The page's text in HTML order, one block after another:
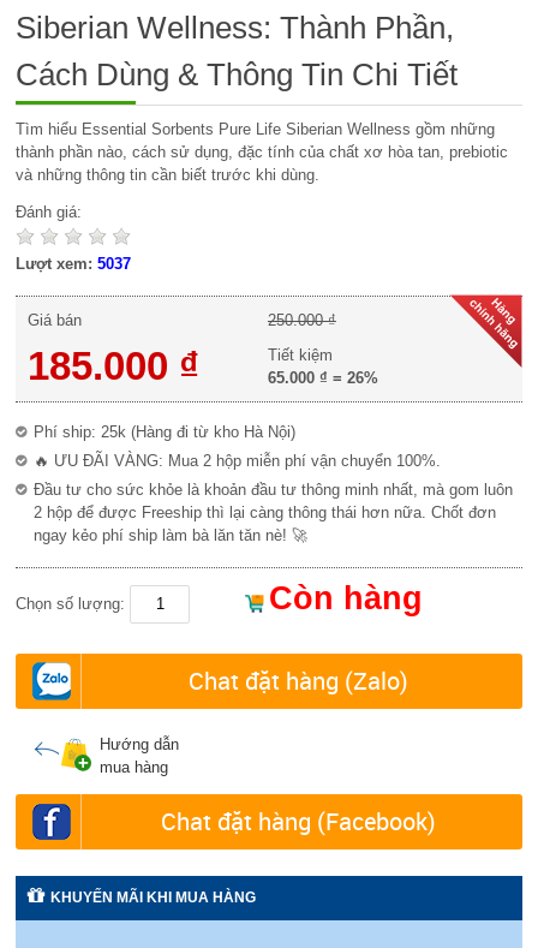
Siberian Wellness: Thành Phần,
Cách Dùng & Thông Tin Chi Tiết
Tìm hiểu Essential Sorbents Pure Life Siberian Wellness gồm những
thành phần nào, cách sử dụng, đặc tính của chất xơ hòa tan, prebiotic
và những thông tin cần biết trước khi dùng.
Đánh giá:
Lượt xem:5037
Giá bán
185.000 ₫
250.000 ₫
Tiết kiệm
65.000 ₫ = 26%
Phí ship: 25k (Hàng đi từ kho Hà Nội)
🔥 ƯU ĐÃI VÀNG: Mua 2 hộp miễn phí vận chuyển 100%.
Đầu tư cho sức khỏe là khoản đầu tư thông minh nhất, mà gom luôn
2 hộp để được Freeship thì lại càng thông thái hơn nữa. Chốt đơn
ngay kẻo phí ship làm bà lăn tăn nè! 🚀
Chọn số lượng: Còn hàng
Chat đặt hàng (Zalo)
Hướng dẫn
mua hàng
Chat đặt hàng (Facebook)
KHUYẾN MÃI KHI MUA HÀNG